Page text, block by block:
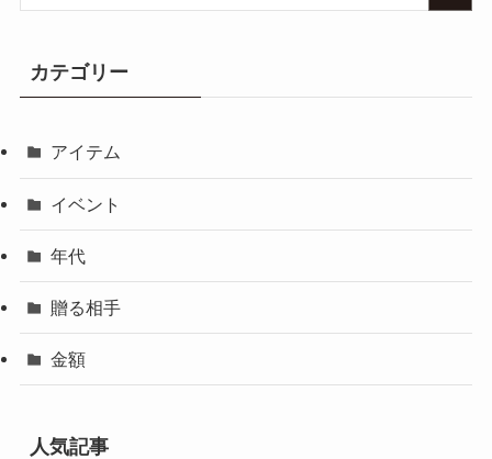
カテゴリー
アイテム
イベント
年代
贈る相手
金額
人気記事